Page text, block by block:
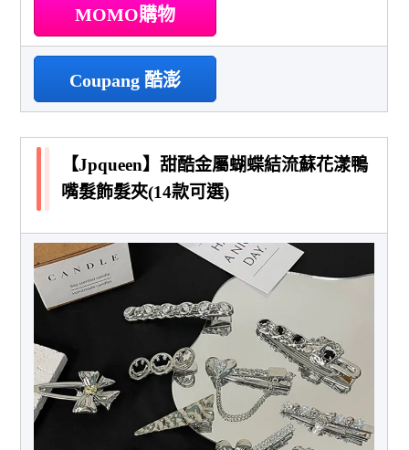
MOMO購物
Coupang 酷澎
【Jpqueen】甜酷金屬蝴蝶結流蘇花漾鴨
嘴髮飾髮夾(14款可選)